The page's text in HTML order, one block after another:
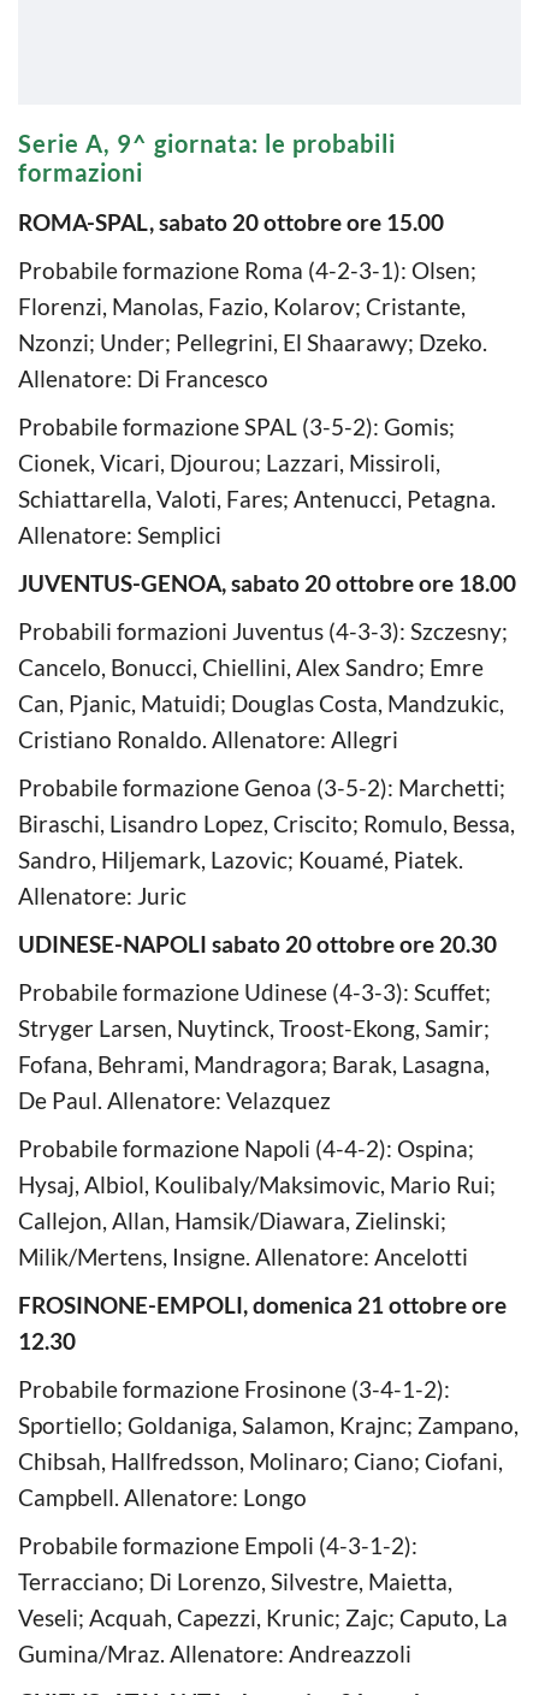
Serie A, 9^ giornata: le probabili
formazioni
ROMA-SPAL, sabato 20 ottobre ore 15.00
Probabile formazione Roma (4-2-3-1): Olsen;
Florenzi, Manolas, Fazio, Kolarov; Cristante,
Nzonzi; Under; Pellegrini, El Shaarawy; Dzeko.
Allenatore: Di Francesco
Probabile formazione SPAL (3-5-2): Gomis;
Cionek, Vicari, Djourou; Lazzari, Missiroli,
Schiattarella, Valoti, Fares; Antenucci, Petagna.
Allenatore: Semplici
JUVENTUS-GENOA, sabato 20 ottobre ore 18.00
Probabili formazioni Juventus (4-3-3): Szczesny;
Cancelo, Bonucci, Chiellini, Alex Sandro; Emre
Can, Pjanic, Matuidi; Douglas Costa, Mandzukic,
Cristiano Ronaldo. Allenatore: Allegri
Probabile formazione Genoa (3-5-2): Marchetti;
Biraschi, Lisandro Lopez, Criscito; Romulo, Bessa,
Sandro, Hiljemark, Lazovic; Kouamé, Piatek.
Allenatore: Juric
UDINESE-NAPOLI sabato 20 ottobre ore 20.30
Probabile formazione Udinese (4-3-3): Scuffet;
Stryger Larsen, Nuytinck, Troost-Ekong, Samir;
Fofana, Behrami, Mandragora; Barak, Lasagna,
De Paul. Allenatore: Velazquez
Probabile formazione Napoli (4-4-2): Ospina;
Hysaj, Albiol, Koulibaly/Maksimovic, Mario Rui;
Callejon, Allan, Hamsik/Diawara, Zielinski;
Milik/Mertens, Insigne. Allenatore: Ancelotti
FROSINONE-EMPOLI, domenica 21 ottobre ore
12.30
Probabile formazione Frosinone (3-4-1-2):
Sportiello; Goldaniga, Salamon, Krajnc; Zampano,
Chibsah, Hallfredsson, Molinaro; Ciano; Ciofani,
Campbell. Allenatore: Longo
Probabile formazione Empoli (4-3-1-2):
Terracciano; Di Lorenzo, Silvestre, Maietta,
Veseli; Acquah, Capezzi, Krunic; Zajc; Caputo, La
Gumina/Mraz. Allenatore: Andreazzoli